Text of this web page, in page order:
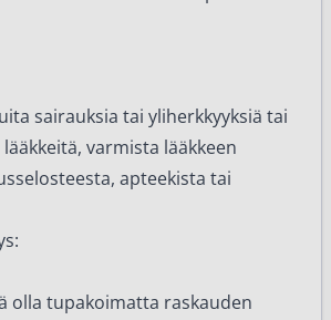
sairauksia tai yliherkkyyksiä tai
varmista lääkkeen
apteekista tai
olla tupakoimatta raskauden